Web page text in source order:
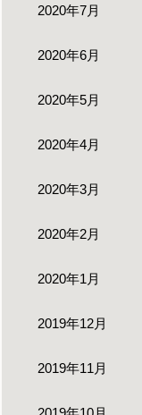
2020年7月
2020年6月
2020年5月
2020年4月
2020年3月
2020年2月
2020年1月
2019年12月
2019年11月